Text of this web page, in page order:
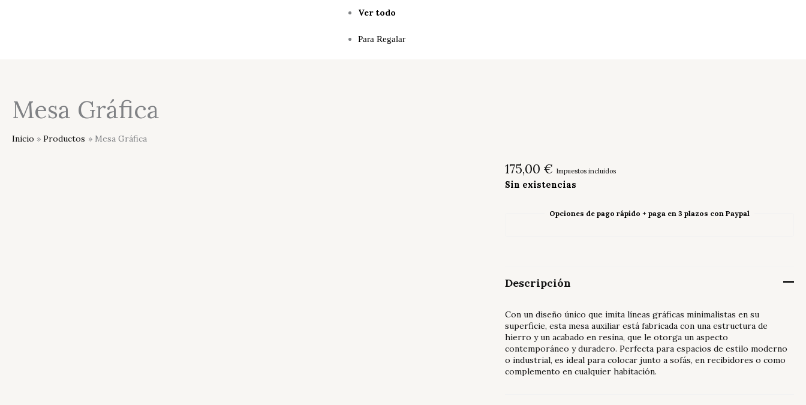
Ver todo
Para Regalar
Mesa Gráfica
Inicio Productos Mesa Gráfica
175,00 € Impuestos incluidos
Sin existencias
Opciones de pago rápido + paga en 3 plazos con Paypal
Descripción
Con un diseño único que imita líneas gráficas minimalistas en su
superficie, esta mesa auxiliar está fabricada con una estructura de
hierro y un acabado en resina, que le otorga un aspecto
contemporáneo y duradero. Perfecta para espacios de estilo moderno
o industrial, es ideal para colocar junto a sofás, en recibidores o como
complemento en cualquier habitación.